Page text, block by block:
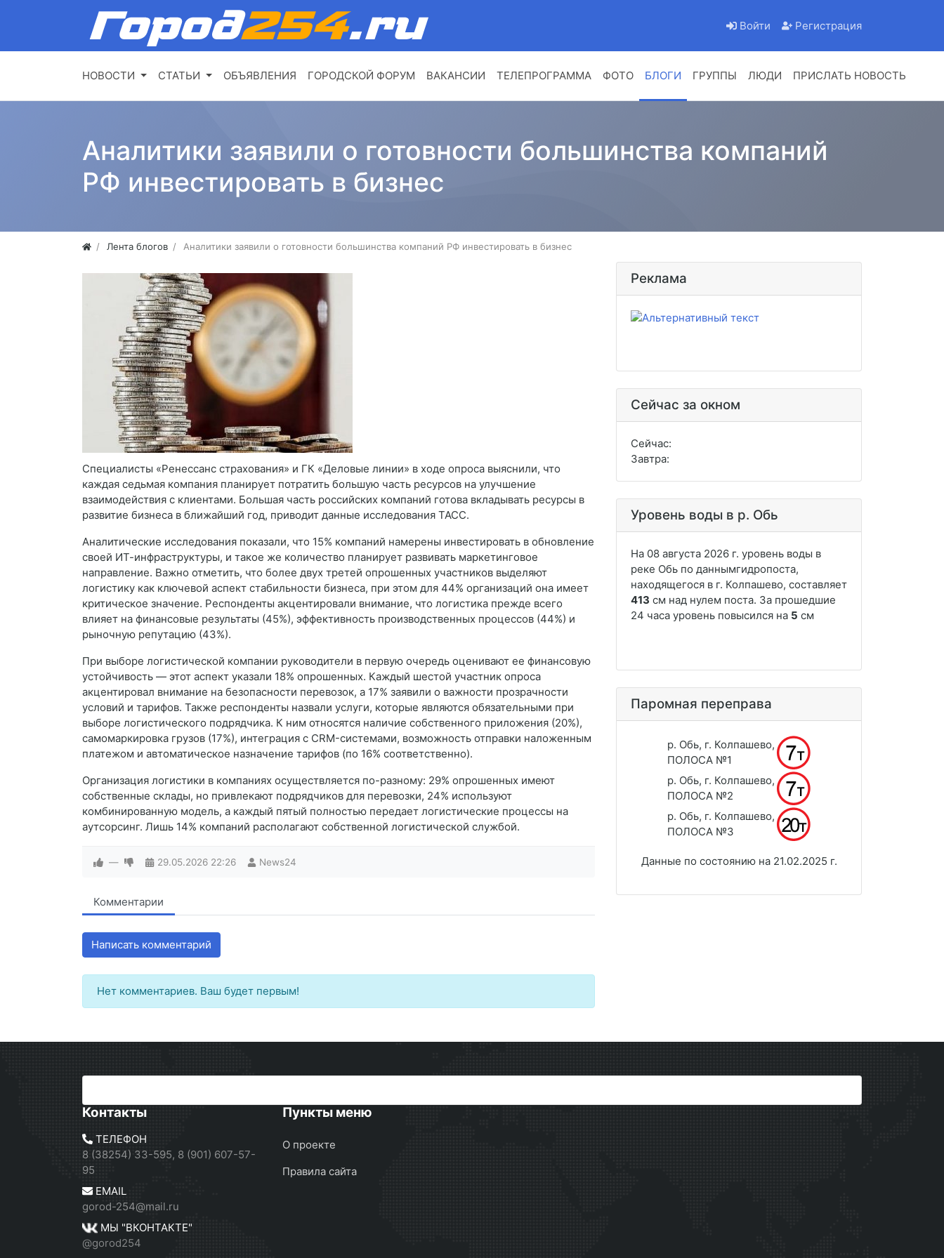
Войти Регистрация
НОВОСТИ СТАТЬИ ОБЪЯВЛЕНИЯ ГОРОДСКОЙ ФОРУМ ВАКАНСИИ ТЕЛЕПРОГРАММА ФОТО БЛОГИ ГРУППЫ ЛЮДИ ПРИСЛАТЬ НОВОСТЬ
Аналитики заявили о готовности большинства компаний
РФ инвестировать в бизнес
Лента блогов Аналитики заявили о готовности большинства компаний РФ инвестировать в бизнес
Специалисты «Ренессанс страхования» и ГК «Деловые линии» в ходе опроса выяснили, что
каждая седьмая компания планирует потратить большую часть ресурсов на улучшение
взаимодействия с клиентами. Большая часть российских компаний готова вкладывать ресурсы в
развитие бизнеса в ближайший год, приводит данные исследования ТАСС.
Аналитические исследования показали, что 15% компаний намерены инвестировать в обновление
своей ИТ-инфраструктуры, и такое же количество планирует развивать маркетинговое
направление. Важно отметить, что более двух третей опрошенных участников выделяют
логистику как ключевой аспект стабильности бизнеса, при этом для 44% организаций она имеет
критическое значение. Респонденты акцентировали внимание, что логистика прежде всего
влияет на финансовые результаты (45%), эффективность производственных процессов (44%) и
рыночную репутацию (43%).
При выборе логистической компании руководители в первую очередь оценивают ее финансовую
устойчивость — этот аспект указали 18% опрошенных. Каждый шестой участник опроса
акцентировал внимание на безопасности перевозок, а 17% заявили о важности прозрачности
условий и тарифов. Также респонденты назвали услуги, которые являются обязательными при
выборе логистического подрядчика. К ним относятся наличие собственного приложения (20%),
самомаркировка грузов (17%), интеграция с CRM-системами, возможность отправки наложенным
платежом и автоматическое назначение тарифов (по 16% соответственно).
Организация логистики в компаниях осуществляется по-разному: 29% опрошенных имеют
собственные склады, но привлекают подрядчиков для перевозки, 24% используют
комбинированную модель, а каждый пятый полностью передает логистические процессы на
аутсорсинг. Лишь 14% компаний располагают собственной логистической службой.
— 29.05.2026 22:26 News24
Комментарии
Написать комментарий
Нет комментариев. Ваш будет первым!
Реклама
Сейчас за окном
Сейчас:
Завтра:
Уровень воды в р. Обь
Паромная переправа
р. Обь, г. Колпашево,
ПОЛОСА №1
р. Обь, г. Колпашево,
ПОЛОСА №2
р. Обь, г. Колпашево,
ПОЛОСА №3
Данные по состоянию на 21.02.2025 г.
Контакты
ТЕЛЕФОН
8 (38254) 33-595, 8 (901) 607-57-
95
EMAIL
gorod-254@mail.ru
МЫ "ВКОНТАКТЕ"
@gorod254
Пункты меню
О проекте
Правила сайта